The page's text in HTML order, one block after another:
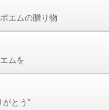
エムの贈り物
ムを
とう”